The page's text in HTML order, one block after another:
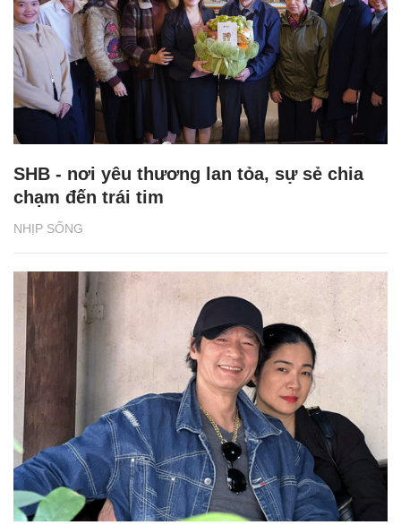
NHỊP SỐNG
SHB - nơi yêu thương lan tỏa, sự sẻ chia
chạm đến trái tim